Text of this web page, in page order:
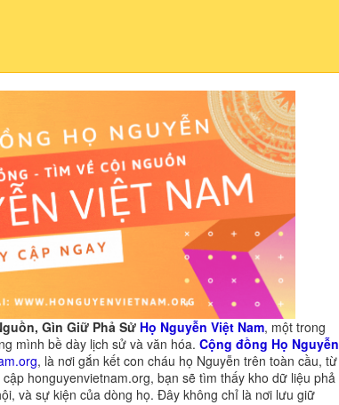
Gìn Giữ Phả Sử Họ Nguyễn Việt Nam, một trong
mình bề dày lịch sử và văn hóa. Cộng đồng Họ Nguyễn
, là nơi gắn kết con cháu họ Nguyễn trên toàn cầu, từ
honguyenvietnam.org, bạn sẽ tìm thấy kho dữ liệu phả
và sự kiện của dòng họ. Đây không chỉ là nơi lưu giữ